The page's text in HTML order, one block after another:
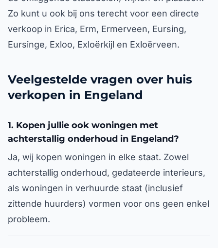
Zo kunt u ook bij ons terecht voor een directe
verkoop in Erica, Erm, Ermerveen, Eursing,
Eursinge, Exloo, Exloërkijl en Exloërveen.
Veelgestelde vragen over huis
verkopen in Engeland
1. Kopen jullie ook woningen met
achterstallig onderhoud in Engeland?
Ja, wij kopen woningen in elke staat. Zowel
achterstallig onderhoud, gedateerde interieurs,
als woningen in verhuurde staat (inclusief
zittende huurders) vormen voor ons geen enkel
probleem.